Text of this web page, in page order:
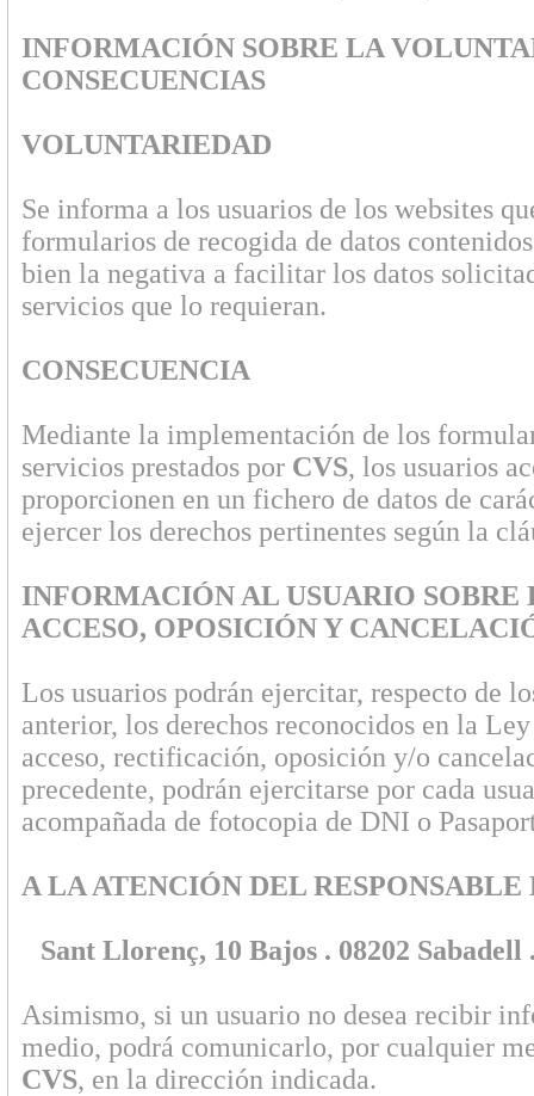
INFORMACIÓN SOBRE LA
CONSECUENCIAS
VOLUNTARIEDAD
Se informa a los usuarios de los websites
formularios de recogida de datos
bien la negativa a facilitar los datos
servicios que lo requieran.
CONSECUENCIA
Mediante la implementación de los
servicios prestados por CVS, los usuarios
proporcionen en un fichero de datos de
ejercer los derechos pertinentes según la
INFORMACIÓN AL USUARIO
ACCESO, OPOSICIÓN Y
Los usuarios podrán ejercitar, respecto de
anterior, los derechos reconocidos en la
acceso, rectificación, oposición y/o
precedente, podrán ejercitarse por cada
acompañada de fotocopia de DNI o
A LA ATENCIÓN DEL RESPONSABLE
Sant Llorenç, 10 Bajos . 08202
Asimismo, si un usuario no desea recibir
medio, podrá comunicarlo, por cualquier
CVS, en la dirección indicada.